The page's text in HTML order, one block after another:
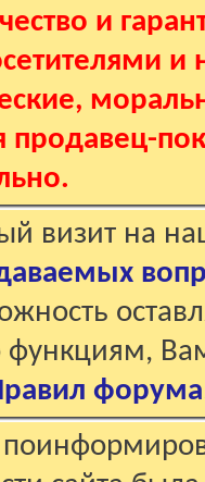
и
и
продавец-
визит на
функциям,
форума